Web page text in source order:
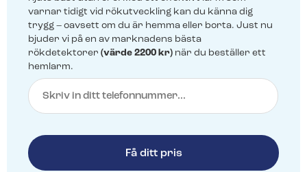
Brandlarm
Rökdetektorer som pratar med varandra ger ett
Larmväska
Ett portabelt larm som är perfekt för
nya.
Franchise
Bli en del av Svenska Alarm.
Senaste nytt
Svenska Alarm fortsätter växa
miljoner
Svenska Alarm redovisar ännu ett starkt
varnar tidigt vid rökutveckling kan du känna dig
trygg – oavsett om du är hemma eller borta. Just nu
bjuder vi på en av marknadens bästa
rökdetektorer(värde 2200 kr) när du beställer ett
hemlarm.